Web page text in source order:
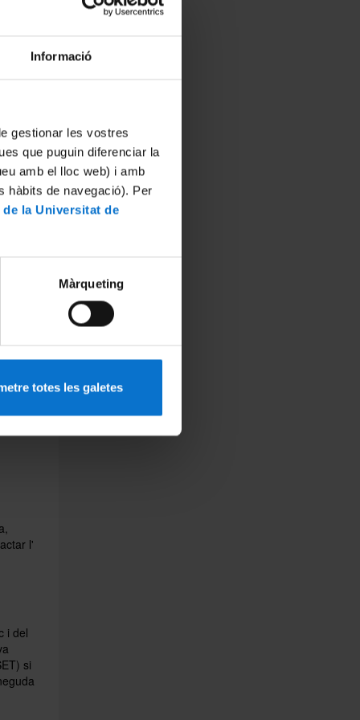
Informació
gestionar les vostres
que puguin diferenciar la
amb el lloc web) i amb
hàbits de navegació). Per
la Universitat de
Màrqueting
totes les galetes
amb
el
l'
i del
si